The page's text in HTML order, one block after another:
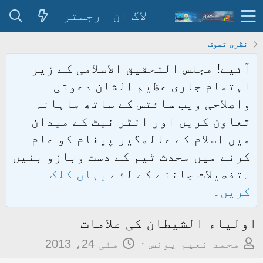
لاگ ان رجسٹر
نظری تصوف
آئیے! مجلس التحقیق الاسلامی کے زیر
اہتمام جاری عظیم الشان دعوتی
واصلاحی ویب سائٹس کے ساتھ ماہانہ
تعاون کریں اور انٹر نیٹ کے میدان
میں اسلام کے عالمگیر پیغام کو عام
کرنے میں محدث ٹیم کے دست وبازو بنیں
۔تفصیلات جاننے کے لئے یہاں کلک
کریں۔
اولیاء الشیطان کی علامات
ممحمد نعیم یونس
تمئی 24، 2013